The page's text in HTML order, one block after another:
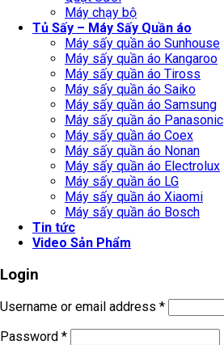
Máy chạy bộ
Tủ Sấy – Máy Sấy Quần áo
Máy sấy quần áo Sunhouse
Máy sấy quần áo Kangaroo
Máy sấy quần áo Tiross
Máy sấy quần áo Saiko
Máy sấy quần áo Samsung
Máy sấy quần áo Panasonic
Máy sấy quần áo Coex
Máy sấy quần áo Nonan
Máy sấy quần áo Electrolux
Máy sấy quần áo LG
Máy sấy quần áo Xiaomi
Máy sấy quần áo Bosch
Tin tức
Video Sản Phẩm
Login
Username or email address *
Password *